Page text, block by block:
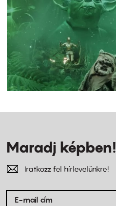
Maradj képben!
Iratkozz fel hírlevelünkre!